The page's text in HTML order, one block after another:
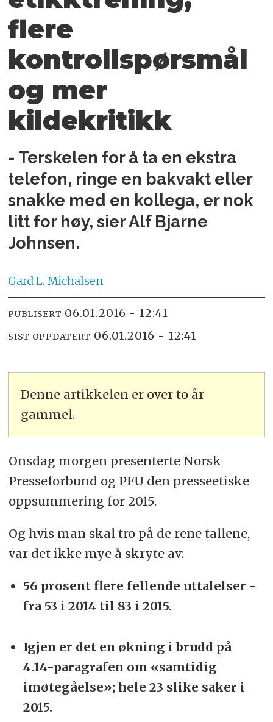
flere
kontrollspørsmål
og mer
kildekritikk
- Terskelen for å ta en ekstra
telefon, ringe en bakvakt eller
snakke med en kollega, er nok
litt for høy, sier Alf Bjarne
Johnsen.
Gard L. Michalsen
PUBLISERT 06.01.2016 - 12:41
SIST OPPDATERT 06.01.2016 - 12:41
Denne artikkelen er over to år
gammel.
Onsdag morgen presenterte Norsk
Presseforbund og PFU den presseetiske
oppsummering for 2015.
Og hvis man skal tro på de rene tallene,
var det ikke mye å skryte av:
56 prosent flere fellende uttalelser -
fra 53 i 2014 til 83 i 2015.
Igjen er det en økning i brudd på
4.14-paragrafen om «samtidig
imøtegåelse»; hele 23 slike saker i
2015.